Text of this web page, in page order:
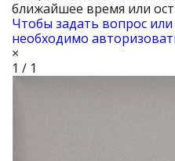
ближайшее время или
Чтобы задать вопрос
необходимо
×
1 / 1